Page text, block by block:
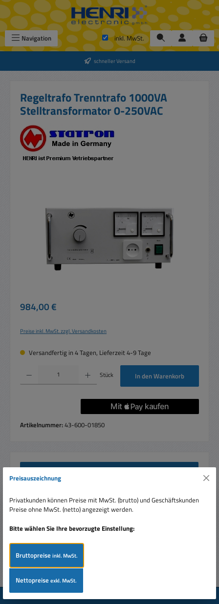
Zum Hauptinhalt springen
Navigation inkl. MwSt.
schneller Versand
Regeltrafo Trenntrafo 1000VA
Stelltransformator 0-250VAC
Regulärer Preis:
984,00 €
Preise inkl. MwSt. zzgl. Versandkosten
Versandfertig in 4 Tagen, Lieferzeit 4-9 Tage
Produkt Anzahl: Gib den gewünschten Wert ein oder benutze die Schaltflächen um
Stück In den Warenkorb
Artikelnummer:43-600-01850
Trenntrafo 1KW Stelltransformator als Tischgerät mit
galvanisch getrennt.… Mehr
Bewertungen
Newsletter
Preisauszeichnung
Privatkunden können Preise mit MwSt. (brutto) und Geschäftskunden
Preise ohne MwSt. (netto) angezeigt werden.
Bitte wählen Sie Ihre bevorzugte Einstellung:
Bruttopreiseinkl. MwSt.
Nettopreiseexkl. MwSt.